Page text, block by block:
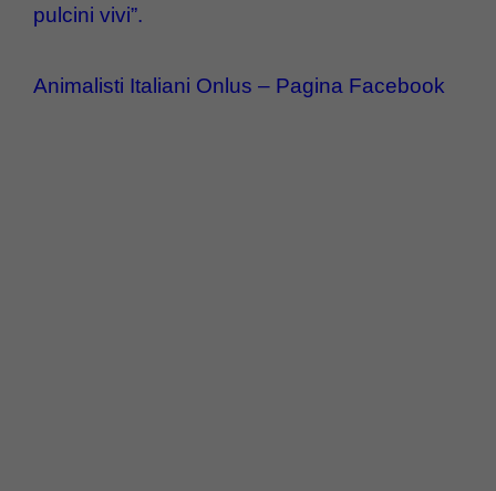
pulcini vivi”.
Animalisti Italiani Onlus – Pagina Facebook